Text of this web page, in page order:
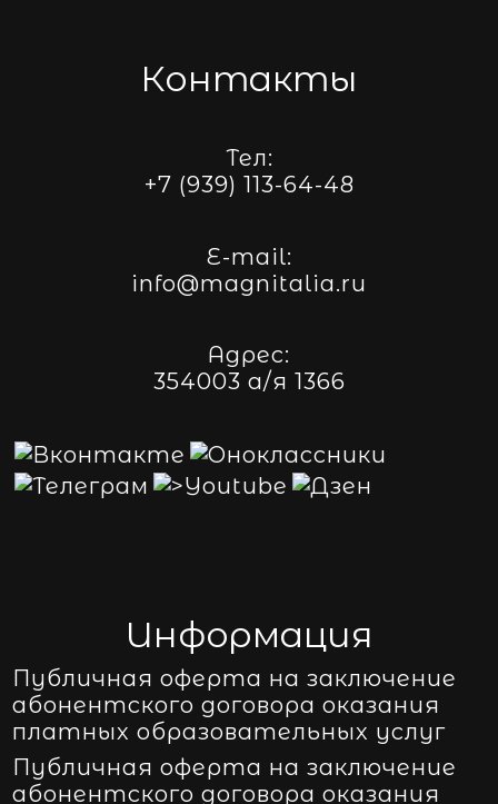
Контакты
Тел:
+7 (939) 113-64-48
E-mail:
info@magnitalia.ru
Адрес:
354003 а/я 1366
Информация
Публичная оферта на заключение
абонентского договора оказания
платных образовательных услуг
Публичная оферта на заключение
абонентского договора оказания